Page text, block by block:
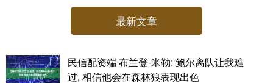
最新文章
民信配资端 布兰登-米勒: 鲍尔离队让我难
过, 相信他会在森林狼表现出色